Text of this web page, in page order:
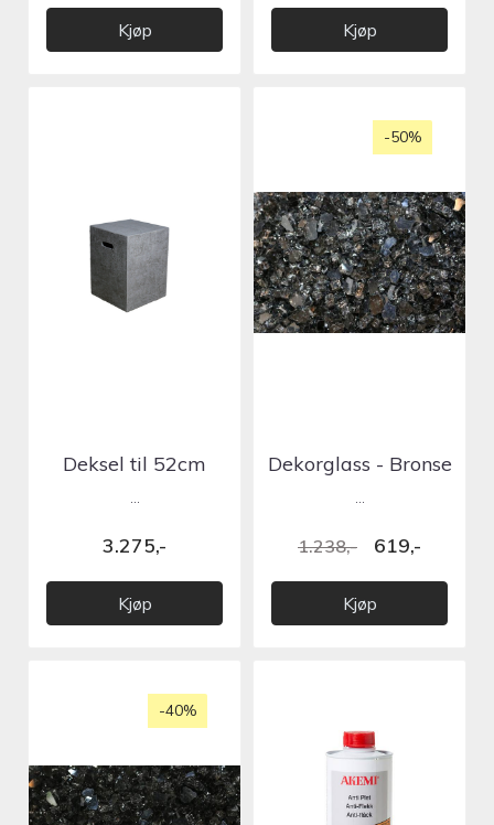
Kjøp Kjøp
Deksel til 52cm
...
3.275,-
Kjøp
-50%
Dekorglass - Bronse
...
1.238,- 619,-
Kjøp
-40%